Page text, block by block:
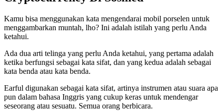
Kamu bisa menggunakan kata mengendarai mobil porselen untuk
menggambarkan muntah, lho? Ini adalah istilah yang perlu Anda
ketahui.
Ada dua arti telinga yang perlu Anda ketahui, yang pertama adalah
ketika berfungsi sebagai kata sifat, dan yang kedua adalah sebagai
kata benda atau kata benda.
Earful digunakan sebagai kata sifat, artinya instrumen atau suara apa
pun dalam bahasa Inggris yang cukup keras untuk mendengar
seseorang atau sesuatu. Semua orang berbicara.